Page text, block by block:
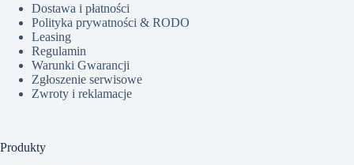
Dostawa i płatności
Polityka prywatności & RODO
Leasing
Regulamin
Warunki Gwarancji
Zgłoszenie serwisowe
Zwroty i reklamacje
Produkty